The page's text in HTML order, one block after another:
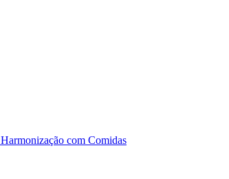
Harmonização com Comidas